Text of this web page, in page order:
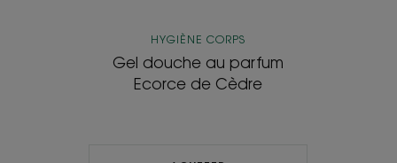
HYGIÈNE CORPS
Gel douche au parfum
Ecorce de Cèdre